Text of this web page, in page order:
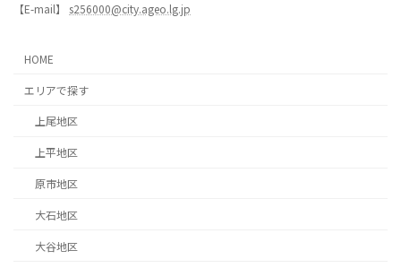
【E-mail】 s256000@city.ageo.lg.jp
HOME
エリアで探す
上尾地区
上平地区
原市地区
大石地区
大谷地区